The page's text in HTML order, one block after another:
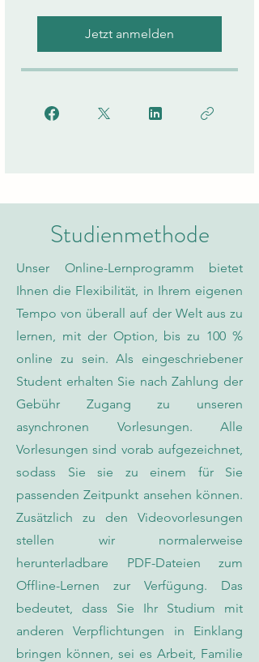
Jetzt anmelden
Studienmethode
Unser Online-Lernprogramm bietet
Ihnen die Flexibilität, in Ihrem eigenen
Tempo von überall auf der Welt aus zu
lernen, mit der Option, bis zu 100 %
online zu sein. Als eingeschriebener
Student erhalten Sie nach Zahlung der
Gebühr Zugang zu unseren
asynchronen Vorlesungen. Alle
Vorlesungen sind vorab aufgezeichnet,
sodass Sie sie zu einem für Sie
passenden Zeitpunkt ansehen können.
Zusätzlich zu den Videovorlesungen
stellen wir normalerweise
herunterladbare PDF-Dateien zum
Offline-Lernen zur Verfügung. Das
bedeutet, dass Sie Ihr Studium mit
anderen Verpflichtungen in Einklang
bringen können, sei es Arbeit, Familie